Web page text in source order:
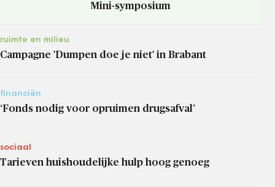
Mini-symposium
ruimte en milieu
Campagne 'Dumpen doe je niet' in Brabant
financiën
‘Fonds nodig voor opruimen drugsafval’
sociaal
Tarieven huishoudelijke hulp hoog genoeg